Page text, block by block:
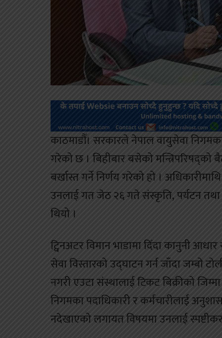
काठमाडौँ। सरकारले नेपाल वायुसेवा
गरेको छ । बिहीबार बसेको
बर्खास्त गर्ने निर्णय गरेको हो ।
उनलाई गत जेठ २६ गते संस्कृति‚ पर्यटन तथा
थियो ।
ट्विनअटर विमान भाडामा दिँदा कानुनी
सेवा विस्तारको उद्घाटन गर्न जाँदा जम्बो
नगरी एउटा संस्थालाई टिकट बिक्रीको
निगमका पदाधिकारी र कर्मचारीलाई
नदेखाएको लगायत विषयमा उनलाई